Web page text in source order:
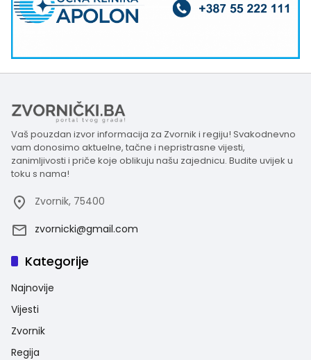
Vaš pouzdan izvor informacija za Zvornik i regiju! Svakodnevno
vam donosimo aktuelne, tačne i nepristrasne vijesti,
zanimljivosti i priče koje oblikuju našu zajednicu. Budite uvijek u
toku s nama!
Zvornik, 75400
zvornicki@gmail.com
Kategorije
Najnovije
Vijesti
Zvornik
Regija